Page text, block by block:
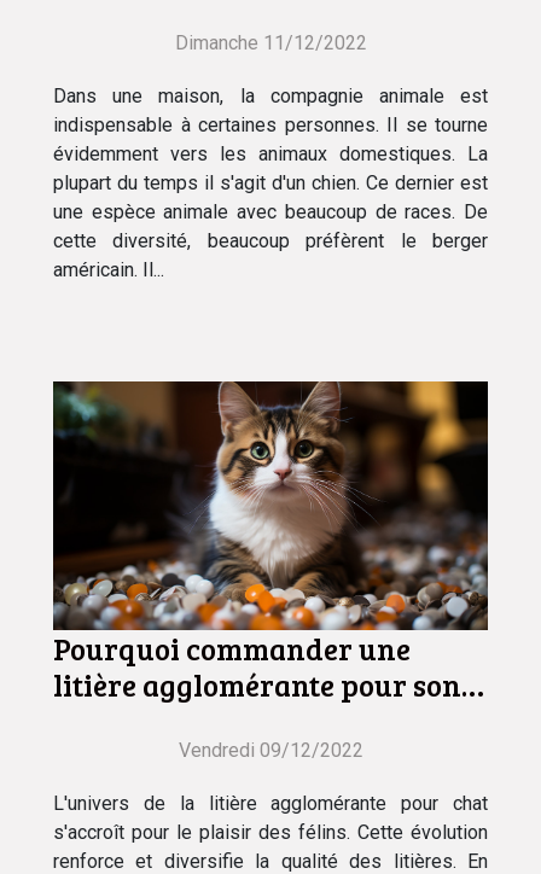
Dimanche 11/12/2022
Dans une maison, la compagnie animale est
indispensable à certaines personnes. Il se tourne
évidemment vers les animaux domestiques. La
plupart du temps il s'agit d'un chien. Ce dernier est
une espèce animale avec beaucoup de races. De
cette diversité, beaucoup préfèrent le berger
américain. Il...
Pourquoi commander une
litière agglomérante pour son
Vendredi 09/12/2022
L'univers de la litière agglomérante pour chat
s'accroît pour le plaisir des félins. Cette évolution
renforce et diversifie la qualité des litières. En